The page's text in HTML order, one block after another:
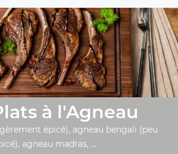
à l'Agneau
épicé), agneau bengali (peu
agneau madras, ...